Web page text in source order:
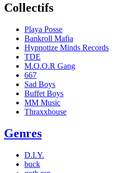
Collectifs
Playa Posse
Bankroll Mafia
Hypnotize Minds Records
TDE
M.O.O.R Gang
667
Sad Boys
Buffet Boys
MM Music
Thraxxhouse
Genres
D.I.Y.
buck